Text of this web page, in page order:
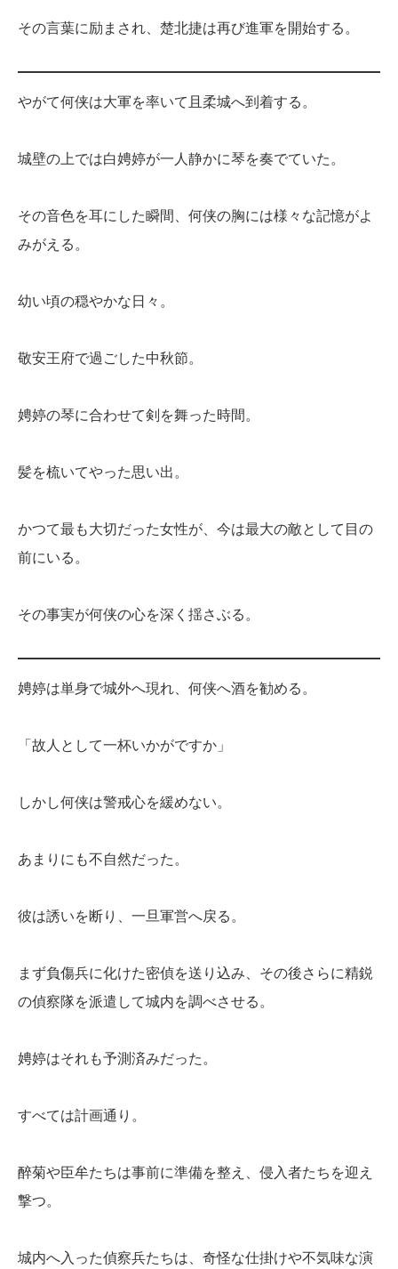
その言葉に励まされ、楚北捷は再び進軍を開始する。
やがて何侠は大軍を率いて且柔城へ到着する。
城壁の上では白娉婷が一人静かに琴を奏でていた。
その音色を耳にした瞬間、何侠の胸には様々な記憶がよ
みがえる。
幼い頃の穏やかな日々。
敬安王府で過ごした中秋節。
娉婷の琴に合わせて剣を舞った時間。
髪を梳いてやった思い出。
かつて最も大切だった女性が、今は最大の敵として目の
前にいる。
その事実が何侠の心を深く揺さぶる。
娉婷は単身で城外へ現れ、何侠へ酒を勧める。
「故人として一杯いかがですか」
しかし何侠は警戒心を緩めない。
あまりにも不自然だった。
彼は誘いを断り、一旦軍営へ戻る。
まず負傷兵に化けた密偵を送り込み、その後さらに精鋭
の偵察隊を派遣して城内を調べさせる。
娉婷はそれも予測済みだった。
すべては計画通り。
醉菊や臣牟たちは事前に準備を整え、侵入者たちを迎え
撃つ。
城内へ入った偵察兵たちは、奇怪な仕掛けや不気味な演